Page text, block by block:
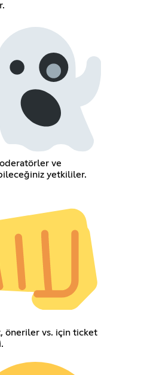
ve
yetkililer.
öneriler vs. için ticket